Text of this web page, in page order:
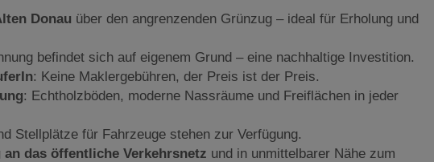
Donau über den angrenzenden Grünzug – ideal für Erholung und
befindet sich auf eigenem Grund – eine nachhaltige Investition.
: Keine Maklergebühren, der Preis ist der Preis.
: Echtholzböden, moderne Nassräume und Freiflächen in jeder
Stellplätze für Fahrzeuge stehen zur Verfügung.
das öffentliche Verkehrsnetz und in unmittelbarer Nähe zum